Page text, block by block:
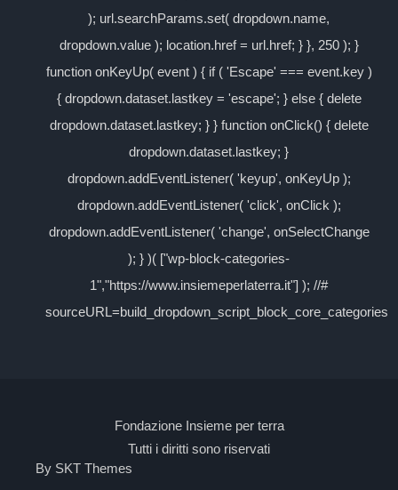
); url.searchParams.set( dropdown.name,
dropdown.value ); location.href = url.href; } }, 250 ); }
function onKeyUp( event ) { if ( 'Escape' === event.key )
{ dropdown.dataset.lastkey = 'escape'; } else { delete
dropdown.dataset.lastkey; } } function onClick() { delete
dropdown.dataset.lastkey; }
dropdown.addEventListener( 'keyup', onKeyUp );
dropdown.addEventListener( 'click', onClick );
dropdown.addEventListener( 'change', onSelectChange
); } )( ["wp-block-categories-
1","https://www.insiemeperlaterra.it"] ); //#
sourceURL=build_dropdown_script_block_core_categories
Fondazione Insieme per terra
Tutti i diritti sono riservati
By SKT Themes